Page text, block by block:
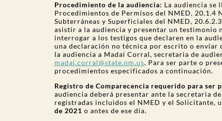
Procedimiento de la audiencia: La audiencia se
Procedimientos de Permisos del NMED, 20.1.4
Subterráneas y Superficiales del NMED,
asistir a la audiencia y presentar un testimonio
interrogar a los testigos que declaren en la
una declaración no técnica por escrito o
la audiencia a Madai Corral, secretaria de
madai.corral@state.nm.us. Para ser parte o
procedimientos especificados a continuación.
Registro de Comparecencia requerido para ser
audiencia deberá presentar ante la secretaria
registradas incluidos el NMED y el Solicitante,
de 2021 o antes de ese día.